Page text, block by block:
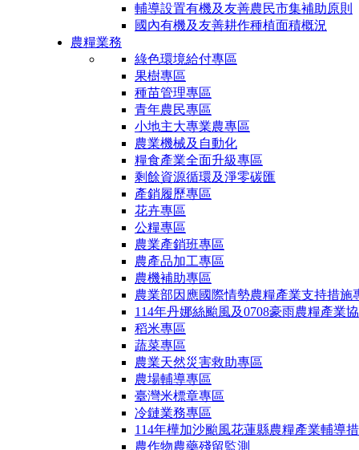
輔導設置有機及友善農民市集補助原則
國內有機及友善耕作種植面積概況
農糧業務
綠色環境給付專區
果樹專區
種苗管理專區
青年農民專區
小地主大專業農專區
農業機械及自動化
糧食產業全面升級專區
剩餘資源循環及淨零碳匯
產銷履歷專區
花卉專區
公糧專區
農業產銷班專區
農產品加工專區
農機補助專區
農業部因應國際情勢農糧產業支持措施
114年丹娜絲颱風及0708豪雨農糧產業
稻米專區
蔬菜專區
農業天然災害救助專區
農場輔導專區
臺灣米標章專區
冷鏈業務專區
114年樺加沙颱風花蓮縣農糧產業輔導
農作物農藥殘留監測